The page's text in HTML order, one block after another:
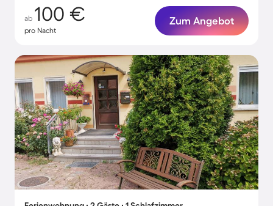
ab 100 €
pro Nacht
Zum Angebot